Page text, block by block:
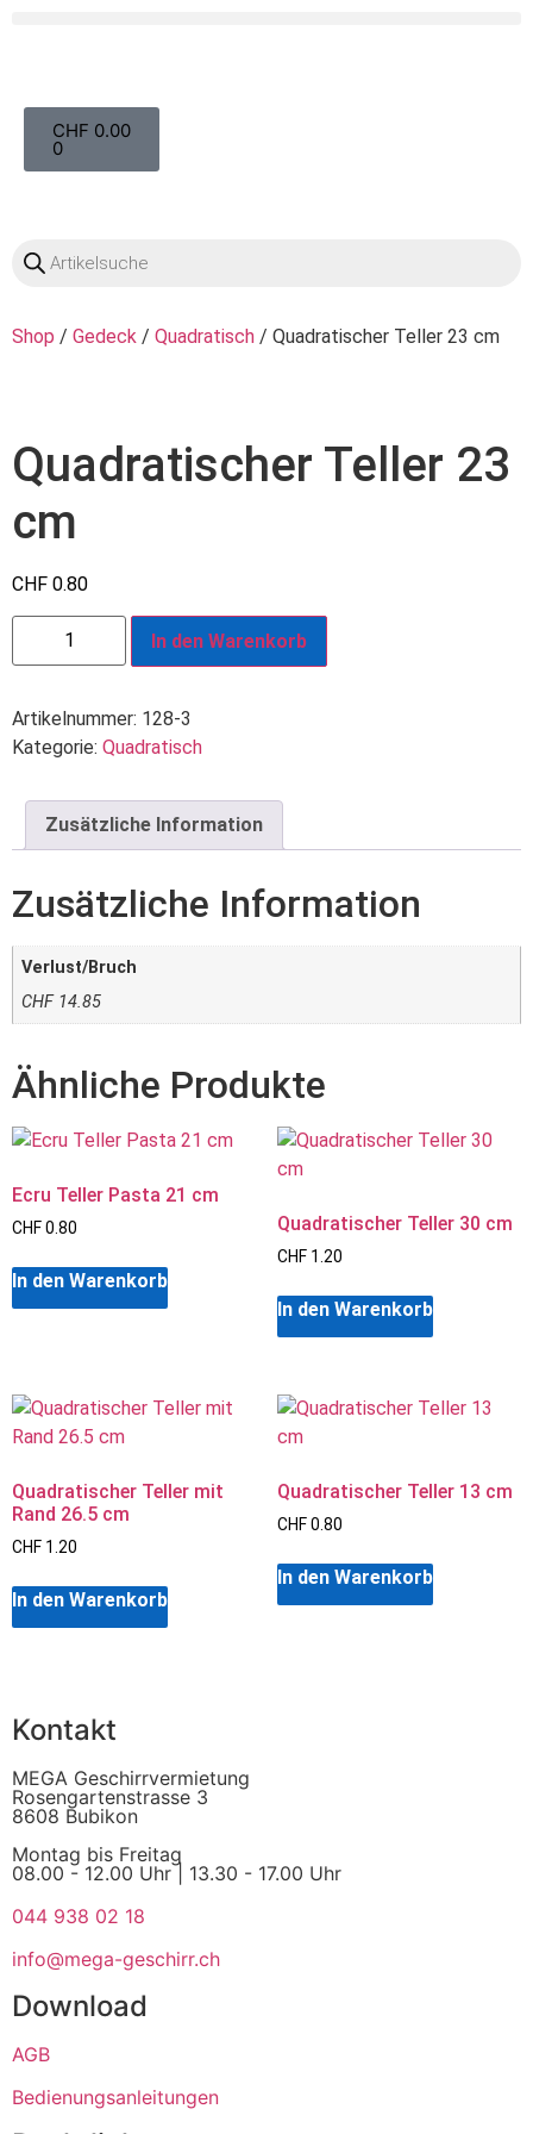
CHF 0.00
0
OO
Shop / Gedeck / Quadratisch / Quadratischer Teller 23 cm
Quadratischer Teller 23
cm
CHF 0.80
In den Warenkorb
Artikelnummer: 128-3
Kategorie: Quadratisch
Zusätzliche Information
Zusätzliche Information
Verlust/Bruch
CHF 14.85
Ähnliche Produkte
Ecru Teller Pasta 21 cm
CHF0.80
In den Warenkorb
Quadratischer Teller 30 cm
CHF1.20
In den Warenkorb
Quadratischer Teller mit
Rand 26.5 cm
CHF 1.20
In den Warenkorb
Quadratischer Teller 13 cm
CHF0.80
In den Warenkorb
Kontakt
MEGA Geschirrvermietung
Rosengartenstrasse 3
8608 Bubikon
Montag bis Freitag
08.00 - 12.00 Uhr | 13.30 - 17.00 Uhr
044 938 02 18
info@mega-geschirr.ch
Download
AGB
Bedienungsanleitungen